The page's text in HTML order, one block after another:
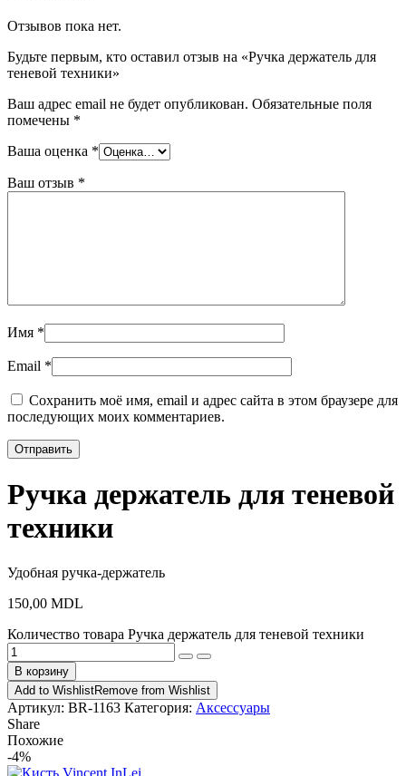
Отзывов пока нет.
Будьте первым, кто оставил отзыв на «Ручка держатель для
теневой техники»
Ваш адрес email не будет опубликован. Обязательные поля
помечены *
Ваша оценка *
Ваш отзыв *
Имя *
Email *
Сохранить моё имя, email и адрес сайта в этом браузере для
последующих моих комментариев.
Ручка держатель для теневой
техники
Удобная ручка-держатель
150,00 MDL
Количество товара Ручка держатель для теневой техники
В корзину
Add to WishlistRemove from Wishlist
Артикул: BR-1163 Категория: Аксессуары
Share
Похожие
-4%